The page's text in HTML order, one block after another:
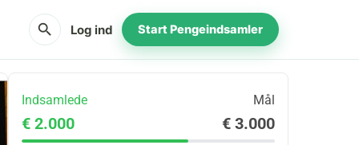
search Log ind Start Pengeindsamler
Indsamlede Mål
€ 2.000 € 3.000